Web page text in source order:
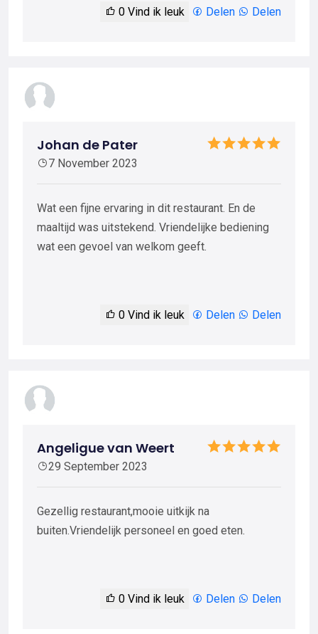
0 Vind ik leuk Delen Delen
Johan de Pater
7 November 2023
Wat een fijne ervaring in dit restaurant. En de
maaltijd was uitstekend. Vriendelijke bediening
wat een gevoel van welkom geeft.
0 Vind ik leuk Delen Delen
Angeligue van Weert
29 September 2023
Gezellig restaurant,mooie uitkijk na
buiten.Vriendelijk personeel en goed eten.
0 Vind ik leuk Delen Delen